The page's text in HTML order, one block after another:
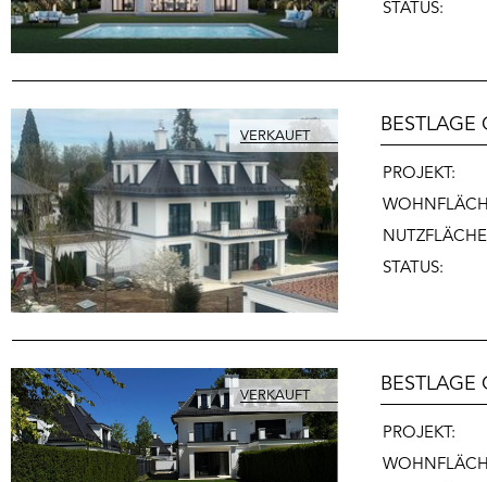
STATUS:
BESTLAGE
PROJEKT:
STATUS:
BESTLAGE
PROJEKT: